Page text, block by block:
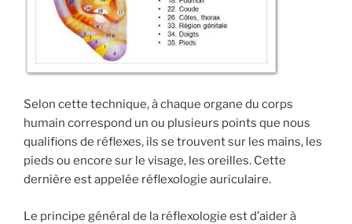
Selon cette technique, à chaque organe du corps
humain correspond un ou plusieurs points que nous
qualifions de réflexes, ils se trouvent sur les mains, les
pieds ou encore sur le visage, les oreilles. Cette
dernière est appelée réflexologie auriculaire.
Le principe général de la réflexologie est d’aider à